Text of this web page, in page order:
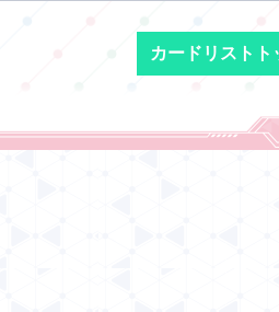
カードリストト